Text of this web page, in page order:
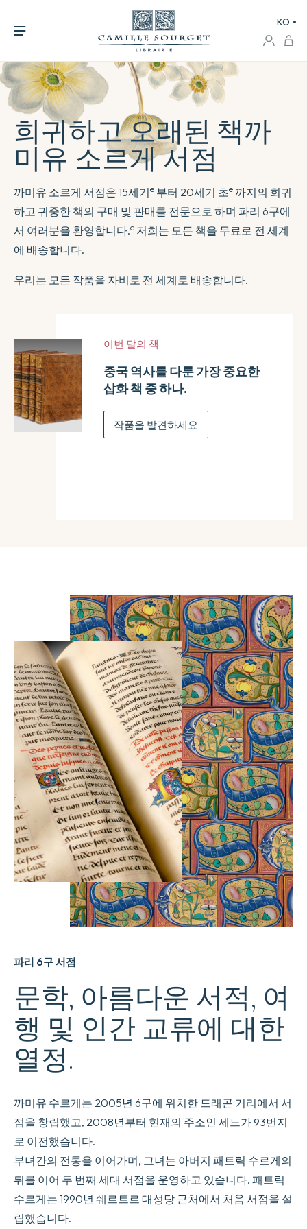
KO
희귀하고 오래된 책까
미유 소르게 서점
까미유 소르게 서점은 15세기e 부터 20세기 초e 까지의 희귀
하고 귀중한 책의 구매 및 판매를 전문으로 하며 파리 6구에
서 여러분을 환영합니다.e 저희는 모든 책을 무료로 전 세계
에 배송합니다.
우리는 모든 작품을 자비로 전 세계로 배송합니다.
새 카탈로그
우리의 새로운 여름 카탈로그를
확인하세요.
이번 달의 책
중국 역사를 다룬 가장 중요한
삽화 책 중 하나.
작품을 발견하세요
새 카탈로그
2026년 뉴욕 골동품 국제 도서
박람회를 위한 새로운 카탈로그
파리 6구 서점
문학, 아름다운 서적, 여
행 및 인간 교류에 대한
열정.
까미유 수르게는 2005년 6구에 위치한 드래곤 거리에서 서
점을 창립했고, 2008년부터 현재의 주소인 세느가 93번지
로 이전했습니다.
부녀간의 전통을 이어가며, 그녀는 아버지 패트릭 수르게의
뒤를 이어 두 번째 세대 서점을 운영하고 있습니다. 패트릭
수르게는 1990년 쉐르트르 대성당 근처에서 처음 서점을 설
립했습니다.